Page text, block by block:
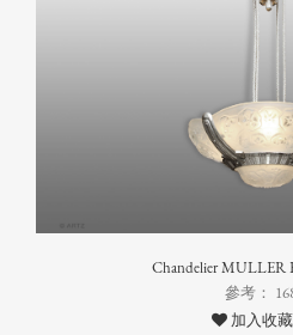
Chandelier MULLER
參考：
加入收